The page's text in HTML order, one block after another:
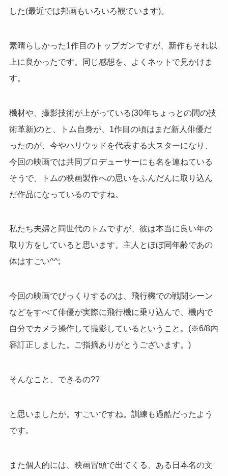
した(最近では邦画もいろいろ観ています)。
素晴らしかった1作目のトップガンですが、新作もそれ以
上に良かったです。同じ感想を、よくネットで見かけま
す。
機材や、撮影技術が上がっている(30年ちょっとの間の技
術革新)のと、トム自身が、1作目の頃はまだ新人俳優だ
ったのが、今やハリウッドを代表する大スターになり、
今回の映画では共同プロデューサーにも名を連ねている
そうで、トムの映画製作への思いをふんだんに取り込ん
だ作品になっているのですね。
私たち夫婦と同世代のトムですが、彼は本当に良い年の
取り方をしていると思います。主人とほぼ同年齢であの
体はすごい^^;
今回の映画でびっくりするのは、飛行機での戦闘シーン
などをすべて俳優が実際に飛行機に乗り込んで、機内で
自分でカメラ操作して撮影しているということ。(※6/8内
容訂正しました。ご指摘ありがとうございます。)
そんなこと、できるの??
と思いましたが。すごいですね。訓練も過酷だったよう
です。
また個人的には、映画冒頭で出てくる、ある日本名の文